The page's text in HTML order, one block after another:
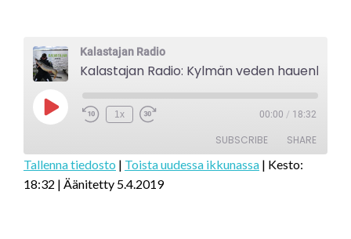
Kalastajan Radio
Play
Episode
1x 00:00 / 18:32
SUBSCRIBE SHARE
SHARE
Tallenna tiedosto | Toista uudessa ikkunassa | Kesto:
18:32 | Äänitetty 5.4.2019